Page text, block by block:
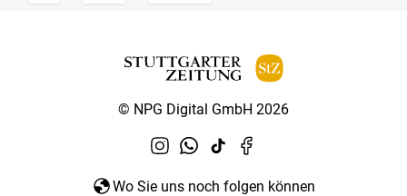
© NPG Digital GmbH 2026
Wo Sie uns noch folgen können